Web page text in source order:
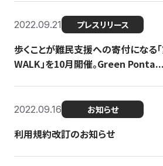
2022.09.21 プレスリリース
歩くことが難民支援への寄付になる
WALK」を10月開催。Green Ponta...
2022.09.16 お知らせ
利用規約改訂のお知らせ